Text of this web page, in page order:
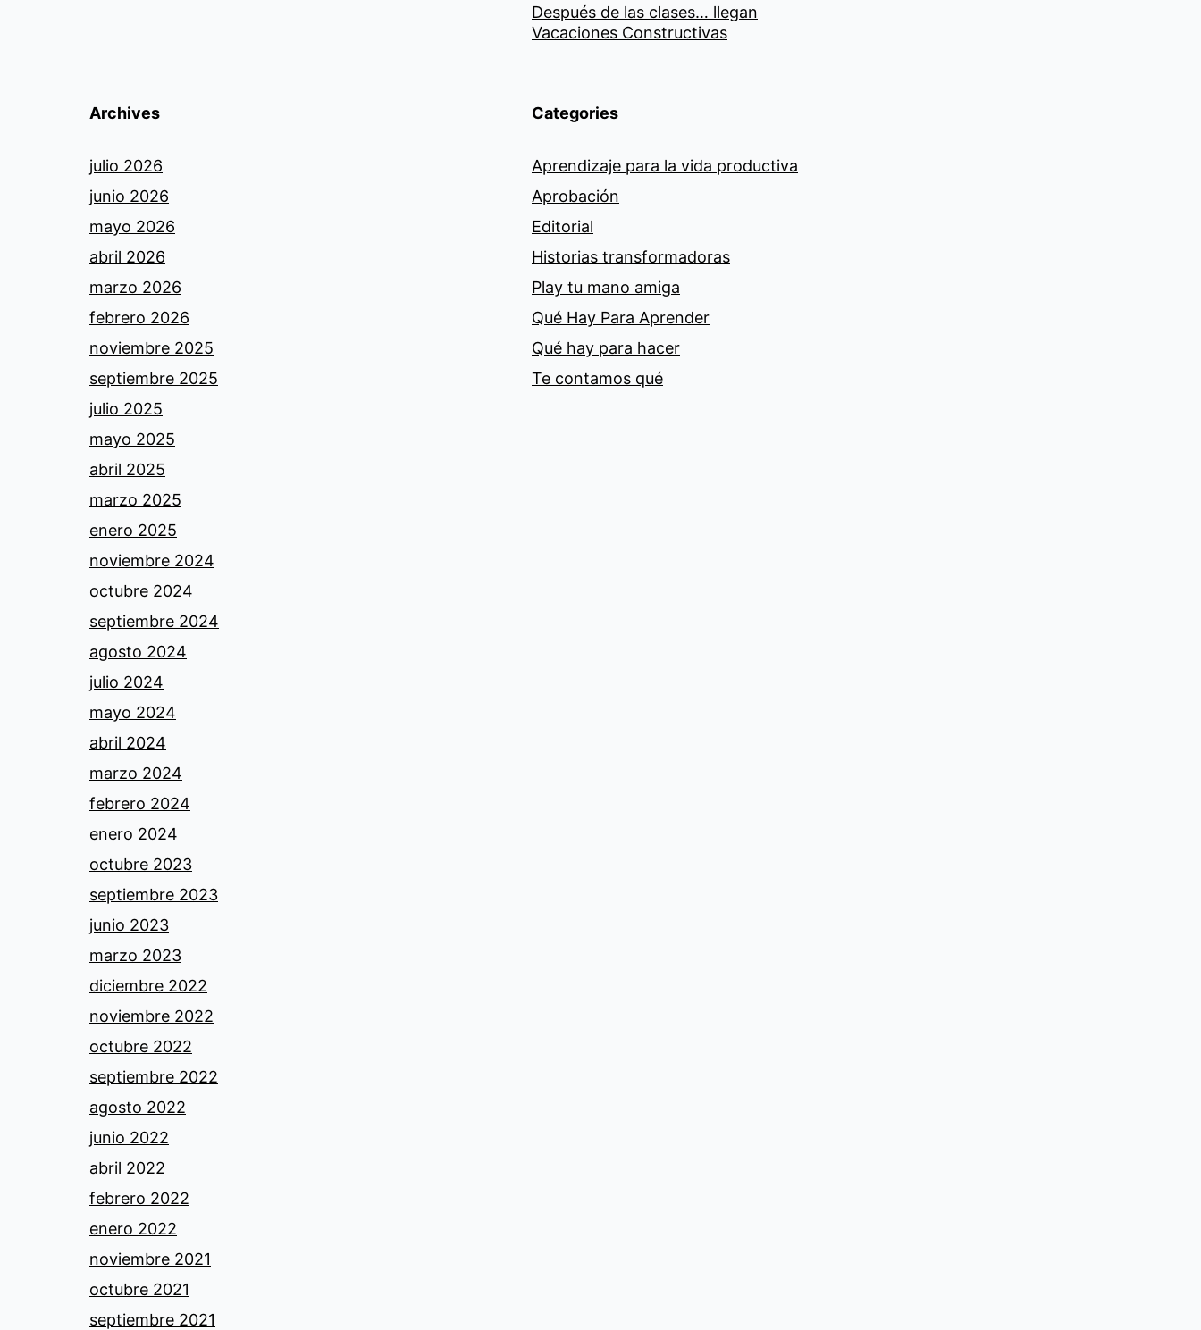
Después de las clases… llegan
Vacaciones Constructivas
Archives
julio 2026
junio 2026
mayo 2026
abril 2026
marzo 2026
febrero 2026
noviembre 2025
septiembre 2025
julio 2025
mayo 2025
abril 2025
marzo 2025
enero 2025
noviembre 2024
octubre 2024
septiembre 2024
agosto 2024
julio 2024
mayo 2024
abril 2024
marzo 2024
febrero 2024
enero 2024
octubre 2023
septiembre 2023
junio 2023
marzo 2023
diciembre 2022
noviembre 2022
octubre 2022
septiembre 2022
agosto 2022
junio 2022
abril 2022
febrero 2022
enero 2022
noviembre 2021
octubre 2021
septiembre 2021
Categories
Aprendizaje para la vida productiva
Aprobación
Editorial
Historias transformadoras
Play tu mano amiga
Qué Hay Para Aprender
Qué hay para hacer
Te contamos qué